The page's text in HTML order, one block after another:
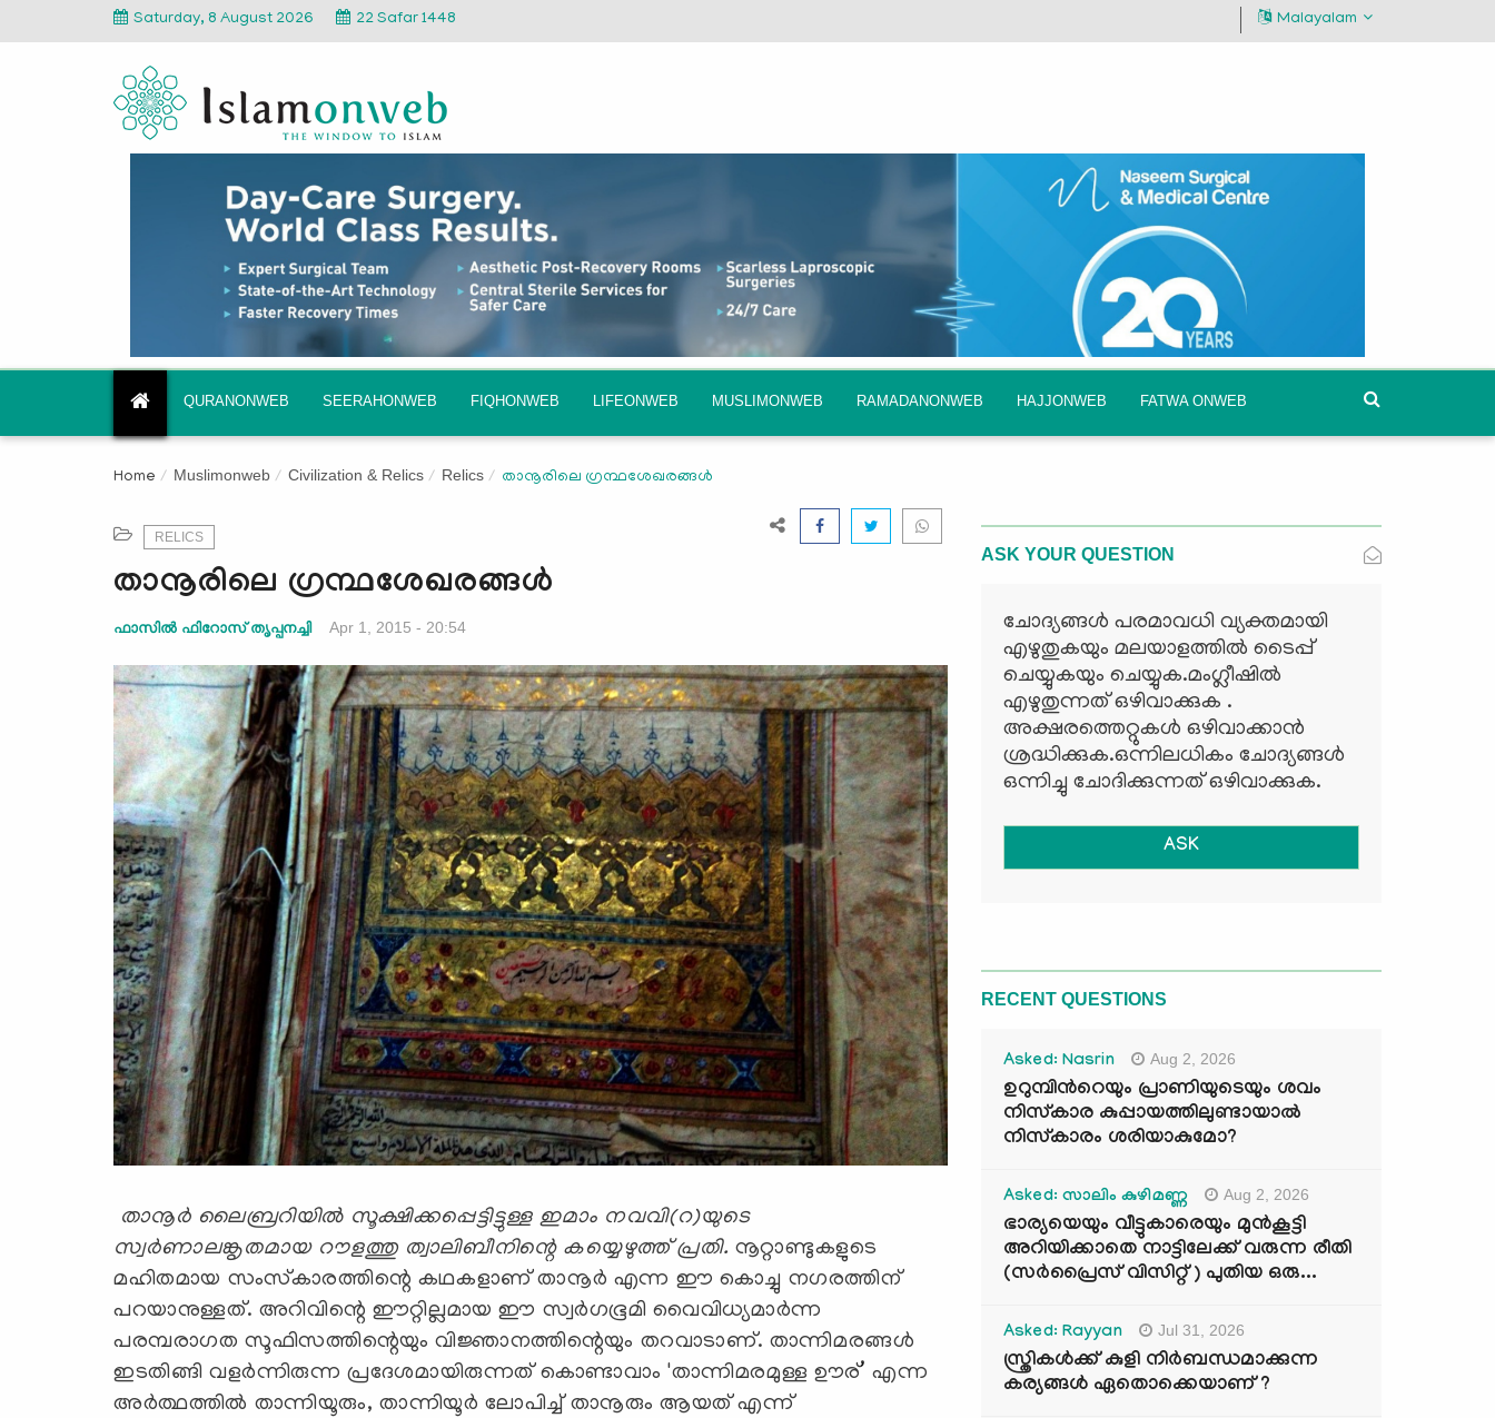
Saturday, 8 August 2026 22 Safar 1448 Malayalam
QURANONWEB SEERAHONWEB FIQHONWEB LIFEONWEB MUSLIMONWEB RAMADANONWEB HAJJONWEB FATWA ONWEB
Home Muslimonweb Civilization & Relics Relics താനൂരിലെ ഗ്രന്ഥശേഖരങ്ങള്‍
RELICS
താനൂരിലെ ഗ്രന്ഥശേഖരങ്ങള്‍
ഫാസില്‍ ഫിറോസ് തൃപ്പനച്ചി Apr 1, 2015 - 20:54
താനൂര്‍ ലൈബ്രറിയില്‍ സൂക്ഷിക്കപ്പെട്ടിട്ടുള്ള ഇമാം നവവി(റ)യുടെ
സ്വര്‍ണാലങ്കൃതമായ റൗളത്തു ത്വാലിബീനിന്റെ കയ്യെഴുത്ത് പ്രതി. നൂറ്റാണ്ടുകളുടെ
മഹിതമായ സംസ്‌കാരത്തിന്റെ കഥകളാണ് താനൂര്‍ എന്ന ഈ കൊച്ചു നഗരത്തിന്
പറയാനുള്ളത്. അറിവിന്റെ ഈറ്റില്ലമായ ഈ സ്വര്‍ഗഭൂമി വൈവിധ്യമാര്‍ന്ന
പരമ്പരാഗത സൂഫിസത്തിന്റെയും വിജ്ഞാനത്തിന്റെയും തറവാടാണ്. താന്നിമരങ്ങള്‍
ഇടതിങ്ങി വളര്‍ന്നിരുന്ന പ്രദേശമായിരുന്നത് കൊണ്ടാവാം 'താന്നിമരമുള്ള ഊര്’ എന്ന
അര്‍ത്ഥത്തില്‍ താന്നിയൂരും, താന്നിയൂര്‍ ലോപിച്ച് താനൂരും ആയത് എന്ന്
ASK YOUR QUESTION
ചോദ്യങ്ങള്‍ പരമാവധി വ്യക്തമായി
എഴുതുകയും മലയാളത്തില്‍ ടൈപ്പ്
ചെയ്യുകയും ചെയ്യുക.മംഗ്ലീഷില്‍
എഴുതുന്നത് ഒഴിവാക്കുക .
അക്ഷരത്തെറ്റുകള്‍ ഒഴിവാക്കാന്‍
ശ്രദ്ധിക്കുക.ഒന്നിലധികം ചോദ്യങ്ങള്‍
ഒന്നിച്ചു ചോദിക്കുന്നത് ഒഴിവാക്കുക.
ASK
RECENT QUESTIONS
Asked: Nasrin Aug 2, 2026
ഉറുമ്പിന്‍റെയും പ്രാണിയുടെയും ശവം
നിസ്കാര കുപ്പായത്തിലുണ്ടായാൽ
നിസ്കാരം ശരിയാകുമോ?
Asked: സാലിം കുഴിമണ്ണ Aug 2, 2026
ഭാര്യയെയും വീട്ടുകാരെയും മുൻകൂട്ടി
അറിയിക്കാതെ നാട്ടിലേക്ക് വരുന്ന രീതി
(സർപ്രൈസ് വിസിറ്റ് ) പുതിയ ഒരു...
Asked: Rayyan Jul 31, 2026
സ്ത്രികൾക്ക് കുളി നിർബന്ധമാക്കുന്ന
കര്യങ്ങൾ ഏതൊക്കെയാണ് ?